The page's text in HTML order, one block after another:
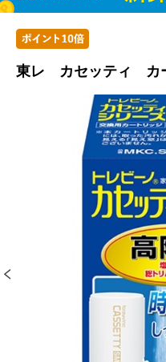
東レ カセッティ カ